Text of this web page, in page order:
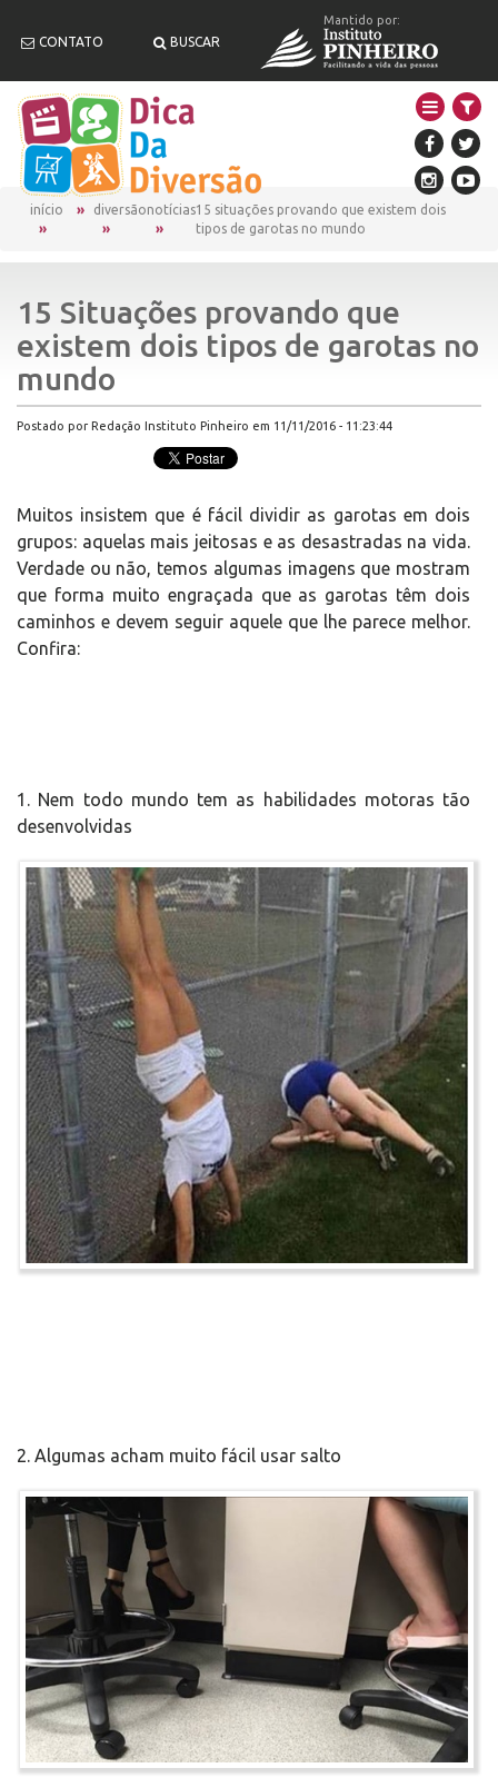
CONTATO BUSCAR
Mantido por:
início diversãonotícias15 situações provando que existem dois
tipos de garotas no mundo
15 Situações provando que
existem dois tipos de garotas no
mundo
Postado por Redação Instituto Pinheiro em 11/11/2016 - 11:23:44
Muitos insistem que é fácil dividir as garotas em dois
grupos: aquelas mais jeitosas e as desastradas na vida.
Verdade ou não, temos algumas imagens que mostram
que forma muito engraçada que as garotas têm dois
caminhos e devem seguir aquele que lhe parece melhor.
Confira:
1. Nem todo mundo tem as habilidades motoras tão
desenvolvidas
2. Algumas acham muito fácil usar salto